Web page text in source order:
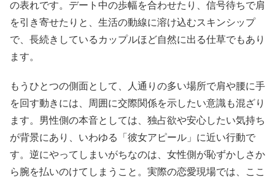
の表れです。デート中の歩幅を合わせたり、信号待ちで肩
を引き寄せたりと、生活の動線に溶け込むスキンシップ
で、長続きしているカップルほど自然に出る仕草でもあり
ます。
もうひとつの側面として、人通りの多い場所で肩や腰に手
を回す動きには、周囲に交際関係を示したい意識も混ざり
ます。男性側の本音としては、独占欲や安心したい気持ち
が背景にあり、いわゆる「彼女アピール」に近い行動で
す。逆にやってしまいがちなのは、女性側が恥ずかしさか
ら腕を払いのけてしまうこと。実際の恋愛現場では、ここ